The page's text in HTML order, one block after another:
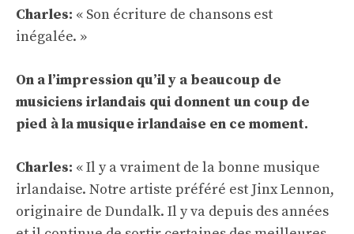
Charles: « Son écriture de chansons est
inégalée. »
On a l’impression qu’il y a beaucoup de
musiciens irlandais qui donnent un coup de
pied à la musique irlandaise en ce moment.
Charles: « Il y a vraiment de la bonne musique
irlandaise. Notre artiste préféré est Jinx Lennon,
originaire de Dundalk. Il y va depuis des années